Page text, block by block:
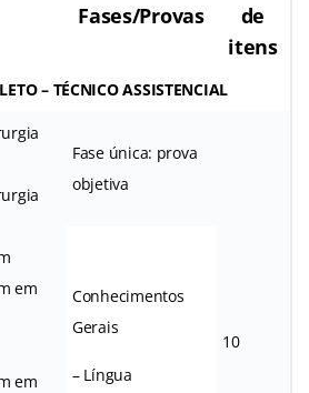
Fases/Provas
de
itens
– TÉCNICO ASSISTENCIAL
em
em
Fase única: prova
objetiva
10
Conhecimentos
Gerais
– Língua